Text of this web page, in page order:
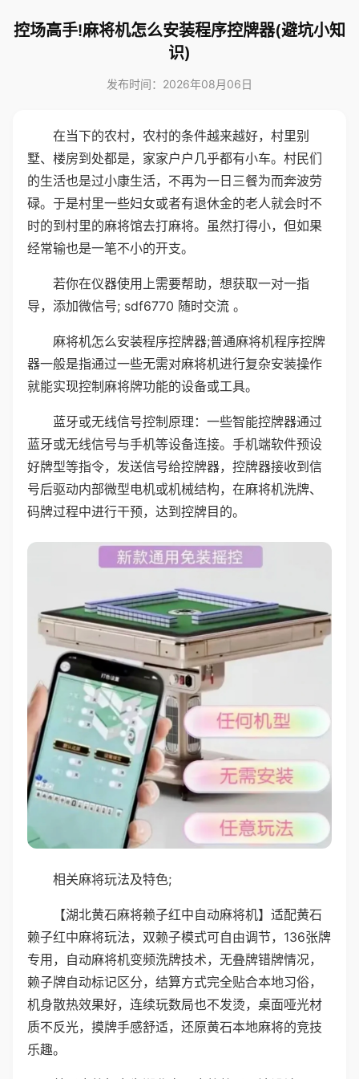
控场高手!麻将机怎么安装程序控牌器(避坑小知
识)
发布时间：2026年08月06日
在当下的农村，农村的条件越来越好，村里别
墅、楼房到处都是，家家户户几乎都有小车。村民们
的生活也是过小康生活，不再为一日三餐为而奔波劳
碌。于是村里一些妇女或者有退休金的老人就会时不
时的到村里的麻将馆去打麻将。虽然打得小，但如果
经常输也是一笔不小的开支。
若你在仪器使用上需要帮助，想获取一对一指
导，添加微信号; sdf6770 随时交流 。
麻将机怎么安装程序控牌器;普通麻将机程序控牌
器一般是指通过一些无需对麻将机进行复杂安装操作
就能实现控制麻将牌功能的设备或工具。
蓝牙或无线信号控制原理：一些智能控牌器通过
蓝牙或无线信号与手机等设备连接。手机端软件预设
好牌型等指令，发送信号给控牌器，控牌器接收到信
号后驱动内部微型电机或机械结构，在麻将机洗牌、
码牌过程中进行干预，达到控牌目的。
相关麻将玩法及特色;
【湖北黄石麻将赖子红中自动麻将机】适配黄石
赖子红中麻将玩法，双赖子模式可自由调节，136张牌
专用，自动麻将机变频洗牌技术，无叠牌错牌情况，
赖子牌自动标记区分，结算方式完全贴合本地习俗，
机身散热效果好，连续玩数局也不发烫，桌面哑光材
质不反光，摸牌手感舒适，还原黄石本地麻将的竞技
乐趣。